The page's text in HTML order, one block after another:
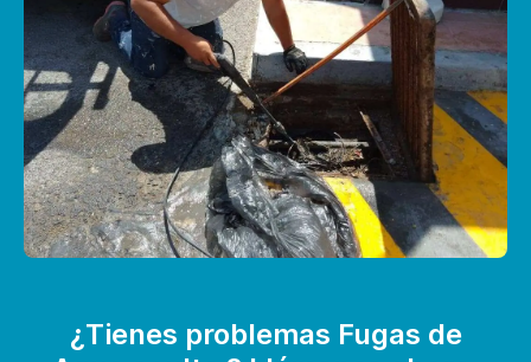
¿Tienes problemas Fugas de